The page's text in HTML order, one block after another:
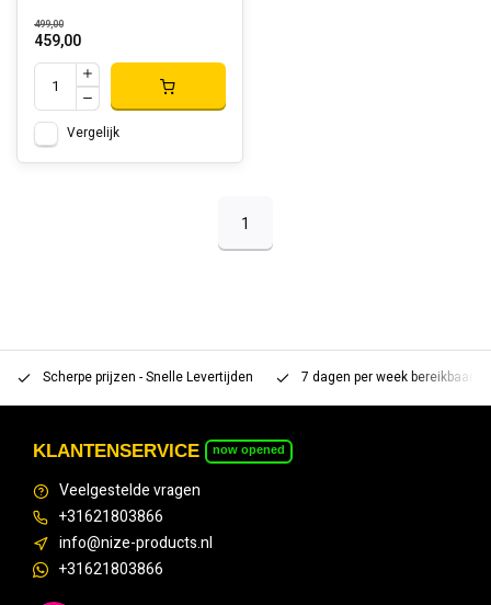
499,00
459,00
Vergelijk
1
Scherpe prijzen - Snelle Levertijden 7 dagen per week bereikbaar
KLANTENSERVICE now opened
Veelgestelde vragen
+31621803866
info@nize-products.nl
+31621803866